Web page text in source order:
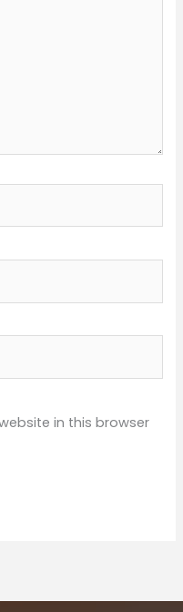
in this browser